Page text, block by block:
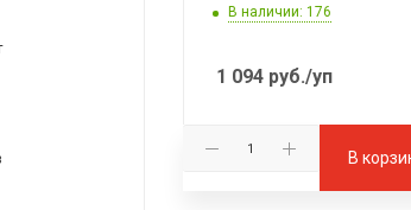
В наличии: 176
1 094 руб./уп
В